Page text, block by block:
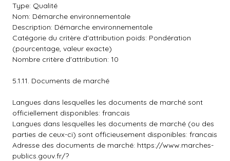
Type: Qualité
Nom: Démarche environnementale
Description: Démarche environnementale
Catégorie du critère d'attribution poids: Pondération
(pourcentage, valeur exacte)
Nombre critère d'attribution: 10
5.1.11. Documents de marché
Langues dans lesquelles les documents de marché sont
officiellement disponibles: francais
Langues dans lesquelles les documents de marché (ou des
parties de ceux-ci) sont officieusement disponibles: francais
Adresse des documents de marché: https://www.marches-
publics.gouv.fr/?